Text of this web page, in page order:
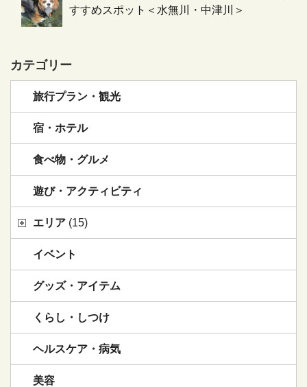
すすめスポット＜水無川・中津川＞
カテゴリー
旅行プラン・観光
宿・ホテル
食べ物・グルメ
遊び・アクティビティ
エリア (15)
イベント
グッズ・アイテム
くらし・しつけ
ヘルスケア・病気
美容